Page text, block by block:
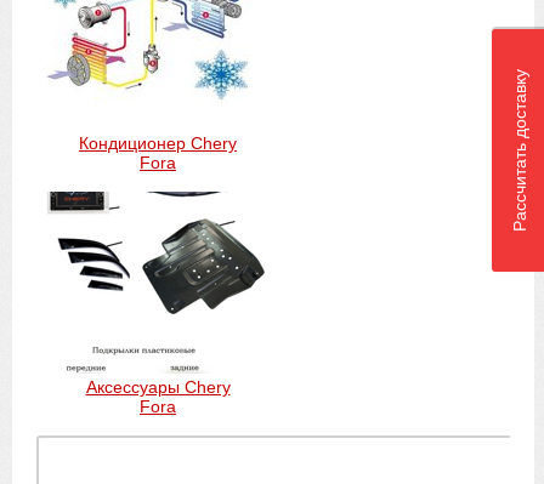
Кондиционер Chery
Fora
Аксессуары Chery
Fora
Рассчитать доставку